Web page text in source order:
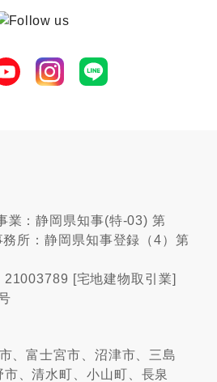
業：静岡県知事(特-03) 第
所：静岡県知事登録（4）第
21003789 [宅地建物取引業]
、富士宮市、沼津市、三島
、清水町、小山町、長泉